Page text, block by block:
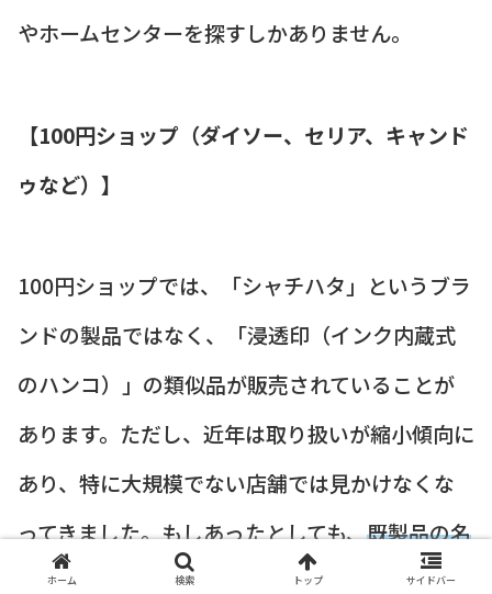
やホームセンターを探すしかありません。
【100円ショップ（ダイソー、セリア、キャンド
ゥなど）】
100円ショップでは、「シャチハタ」というブラ
ンドの製品ではなく、「浸透印（インク内蔵式
のハンコ）」の類似品が販売されていることが
あります。ただし、近年は取り扱いが縮小傾向に
あり、特に大規模でない店舗では見かけなくな
ってきました。もしあったとしても、既製品の名
字の種類は非常に少なく、超一般的な名字のみ
ホーム 検索 トップ サイドバー